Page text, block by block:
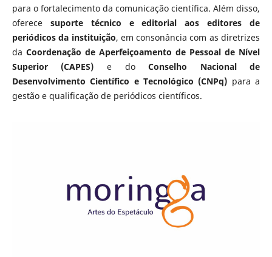
para o fortalecimento da comunicação científica. Além disso,
oferece suporte técnico e editorial aos editores de
periódicos da instituição, em consonância com as diretrizes
da Coordenação de Aperfeiçoamento de Pessoal de Nível
Superior (CAPES) e doConselho Nacional de
Desenvolvimento Científico e Tecnológico (CNPq) para a
gestão e qualificação de periódicos científicos.